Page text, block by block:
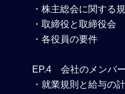
・株主総会に関する
・取締役と取締役会
・各役員の要件
EP.4 会社のメンバ
・就業規則と給与の